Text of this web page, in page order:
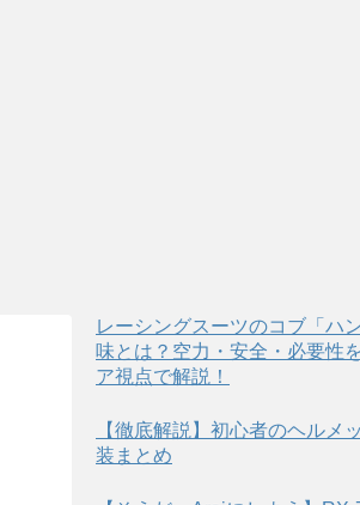
レーシングスーツのコブ「ハ
味とは？空力・安全・必要性
ア視点で解説！
【徹底解説】初心者のヘルメ
装まとめ